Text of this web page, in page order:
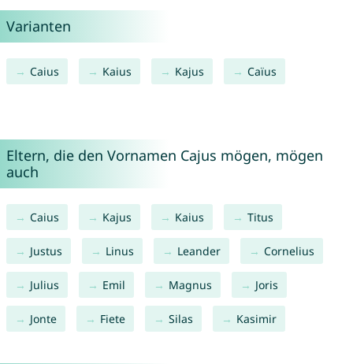
Varianten
Caius Kaius Kajus Caïus
Eltern, die den Vornamen Cajus mögen, mögen
auch
Caius Kajus Kaius Titus
Justus Linus Leander Cornelius
Julius Emil Magnus Joris
Jonte Fiete Silas Kasimir